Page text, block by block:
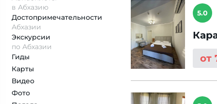
в Абхазию
Достопримеча­тельности
Абхазии
Экскурсии
по Абхазии
Гиды
Карты
Видео
Фото
5.0
от